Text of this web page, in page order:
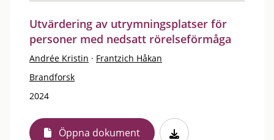
Utvärdering av utrymningsplatser för
personer med nedsatt rörelseförmåga
Andrée Kristin · Frantzich Håkan
Brandforsk
2024
Öppna dokument